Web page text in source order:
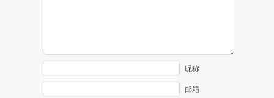
昵称
邮箱